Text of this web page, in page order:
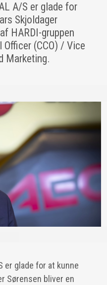
A/S er glade for
Skjoldager
HARDI-gruppen
(CCO) / Vice
Marketing.
er glade for at kunne
Sørensen bliver en